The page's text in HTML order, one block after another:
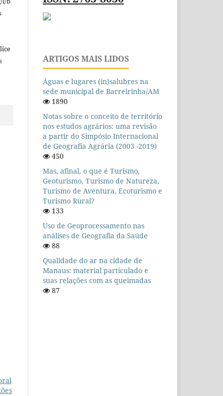
ARTIGOS MAIS LIDOS
Águas e lugares (in)salubres na
sede municipal de Barreirinha/AM
1890
Notas sobre o conceito de território
nos estudos agrários: uma revisão
a partir do Simpósio Internacional
de Geografia Agrária (2003 -2019)
450
Mas, afinal, o que é Turismo,
Geoturismo, Turismo de Natureza,
Turismo de Aventura, Ecoturismo e
Turismo Rural?
133
Uso de Geoprocessamento nas
análises de Geografia da Saúde
88
Qualidade do ar na cidade de
Manaus: material particulado e
suas relações com as queimadas
87